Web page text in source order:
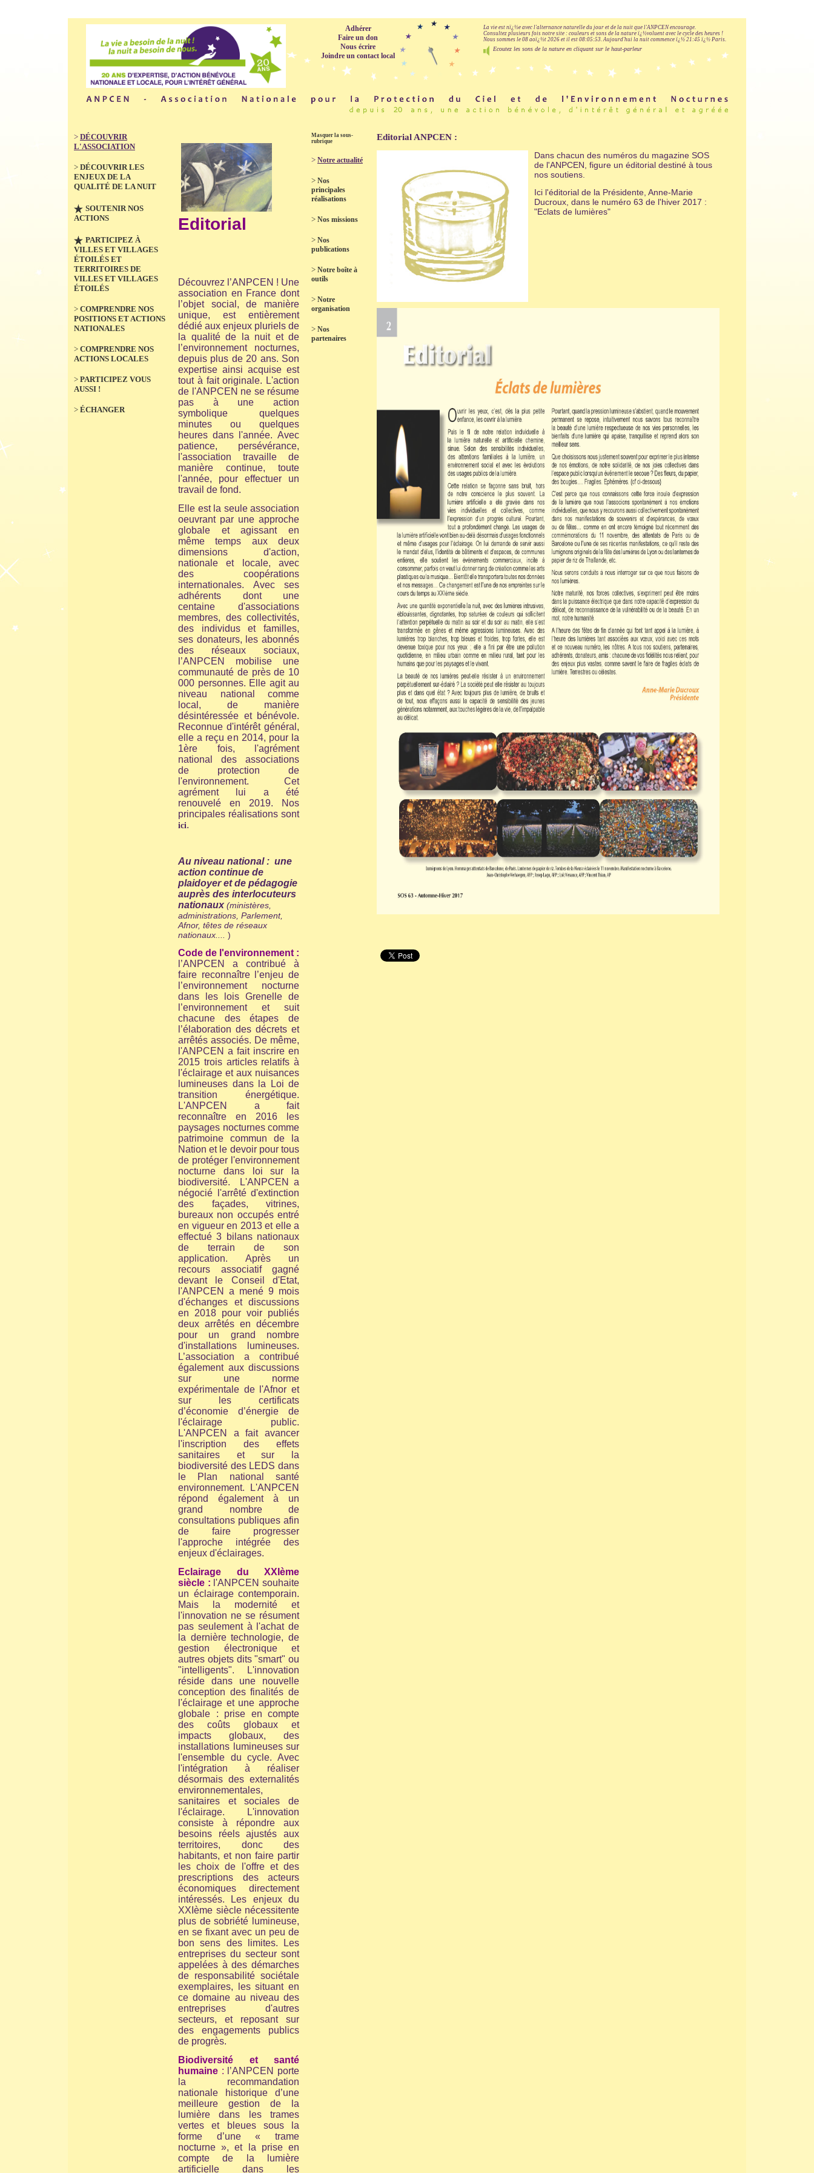
Adhérer
Faire un don
Nous écrire
Joindre un contact local
La vie est nï¿½e avec l'alternance naturelle du jour et de la nuit que l'ANPCEN encourage.
Consultez plusieurs fois notre site : couleurs et sons de la nature ï¿½voluent avec le cycle des heures !
Nous sommes le 08 aoï¿½t 2026 et il est 08:05:54.Aujourd'hui la nuit commence ï¿½ 21:45 ï¿½ Paris.
Ecoutez les sons de la nature en cliquant sur le haut-parleur
> DÉCOUVRIR
L'ASSOCIATION
> DÉCOUVRIR LES
ENJEUX DE LA
QUALITÉ DE LA NUIT
SOUTENIR NOS
ACTIONS
PARTICIPEZ À
VILLES ET VILLAGES
ÉTOILÉS ET
TERRITOIRES DE
VILLES ET VILLAGES
ÉTOILÉS
> COMPRENDRE NOS
POSITIONS ET ACTIONS
NATIONALES
> COMPRENDRE NOS
ACTIONS LOCALES
> PARTICIPEZ VOUS
AUSSI !
> ÉCHANGER
Editorial
Découvrez l’ANPCEN ! Une
association en France dont
l’objet social, de manière
unique, est entièrement
dédié aux enjeux pluriels de
la qualité de la nuit et de
l’environnement nocturnes,
depuis plus de 20 ans. Son
expertise ainsi acquise est
tout à fait originale. L'action
de l'ANPCEN ne se résume
pas à une action
symbolique quelques
minutes ou quelques
heures dans l'année. Avec
patience, persévérance,
l'association travaille de
manière continue, toute
l'année, pour effectuer un
travail de fond.
Elle est la seule association
oeuvrant par une approche
globale et agissant en
même temps aux deux
dimensions d'action,
nationale et locale, avec
des coopérations
internationales. Avec ses
adhérents dont une
centaine d'associations
membres, des collectivités,
des individus et familles,
ses donateurs, les abonnés
des réseaux sociaux,
l’ANPCEN mobilise une
communauté de près de 10
000 personnes. Elle agit au
niveau national comme
local, de manière
désintéressée et bénévole.
Reconnue d'intérêt général,
elle a reçu en 2014, pour la
1ère fois, l'agrément
national des associations
de protection de
l'environnement. Cet
agrément lui a été
renouvelé en 2019. Nos
principales réalisations sont
ici.
Au niveau national : une
action continue de
plaidoyer et de pédagogie
auprès des interlocuteurs
nationaux (ministères,
administrations, Parlement,
Afnor, têtes de réseaux
nationaux....
)
Code de l'environnement :
l’ANPCEN a contribué à
faire reconnaître l’enjeu de
l’environnement nocturne
dans les lois Grenelle de
l’environnement et suit
chacune des étapes de
l’élaboration des décrets et
arrêtés associés. De même,
l'ANPCEN a fait inscrire en
2015 trois articles relatifs à
l'éclairage et aux nuisances
lumineuses dans la Loi de
transition énergétique.
L'ANPCEN a fait
reconnaître en 2016 les
paysages nocturnes comme
patrimoine commun de la
Nation et le devoir pour tous
de protéger l'environnement
nocturne dans loi sur la
biodiversité.
L'ANPCEN a
négocié l'arrêté d'extinction
des façades, vitrines,
bureaux non occupés entré
en vigueur en 2013 et elle a
effectué 3 bilans nationaux
de terrain de son
application. Après un
recours associatif gagné
devant le Conseil d'Etat,
l'ANPCEN a mené 9 mois
d'échanges et discussions
en 2018 pour voir publiés
deux arrêtés en décembre
pour un grand nombre
d'installations lumineuses.
L’association a contribué
également aux discussions
sur une norme
expérimentale de l'Afnor et
sur les certificats
d’économie d’énergie de
l'éclairage public.
L'ANPCEN a fait avancer
l'inscription des effets
sanitaires et sur la
biodiversité des LEDS dans
le Plan national santé
environnement. L'ANPCEN
répond également à un
grand nombre de
consultations publiques afin
de faire progresser
l'approche intégrée des
enjeux d'éclairages.
Eclairage du XXIème
siècle : l'ANPCEN souhaite
un éclairage contemporain.
Mais la modernité et
l'innovation ne se résument
pas seulement à l'achat de
la dernière technologie, de
gestion électronique et
autres objets dits "smart" ou
"intelligents". L'innovation
réside dans une nouvelle
conception des finalités de
l'éclairage et une approche
globale : prise en compte
des coûts globaux et
impacts globaux, des
installations lumineuses sur
l'ensemble du cycle. Avec
l'intégration à réaliser
désormais des externalités
environnementales,
sanitaires et sociales de
l'éclairage. L'innovation
consiste à répondre aux
besoins réels ajustés aux
territoires, donc des
habitants, et non faire partir
les choix de l'offre et des
prescriptions des acteurs
économiques directement
intéressés. Les enjeux du
XXIème siècle nécessitente
plus de sobriété lumineuse,
en se fixant avec un peu de
bon sens des limites. Les
entreprises du secteur sont
appelées à des démarches
de responsabilité sociétale
exemplaires, les situant en
ce domaine au niveau des
entreprises d'autres
secteurs, et reposant sur
des engagements publics
de progrès.
Biodiversité et santé
humaine : l’ANPCEN porte
la recommandation
nationale historique d’une
meilleure gestion de la
lumière dans les trames
vertes et bleues sous la
forme d’une « trame
nocturne », et la prise en
compte de la lumière
artificielle dans les
Masquer la sous-
rubrique
> Notre actualité
> Nos
principales
réalisations
> Nos missions
> Nos
publications
> Notre boîte à
outils
> Notre
organisation
> Nos
partenaires
Editorial ANPCEN :
Dans chacun des numéros du magazine SOS
de l'ANPCEN, figure un éditorial destiné à tous
nos soutiens.
Ici l'éditorial de la Présidente, Anne-Marie
Ducroux, dans le numéro 63 de l'hiver 2017 :
"Eclats de lumières"